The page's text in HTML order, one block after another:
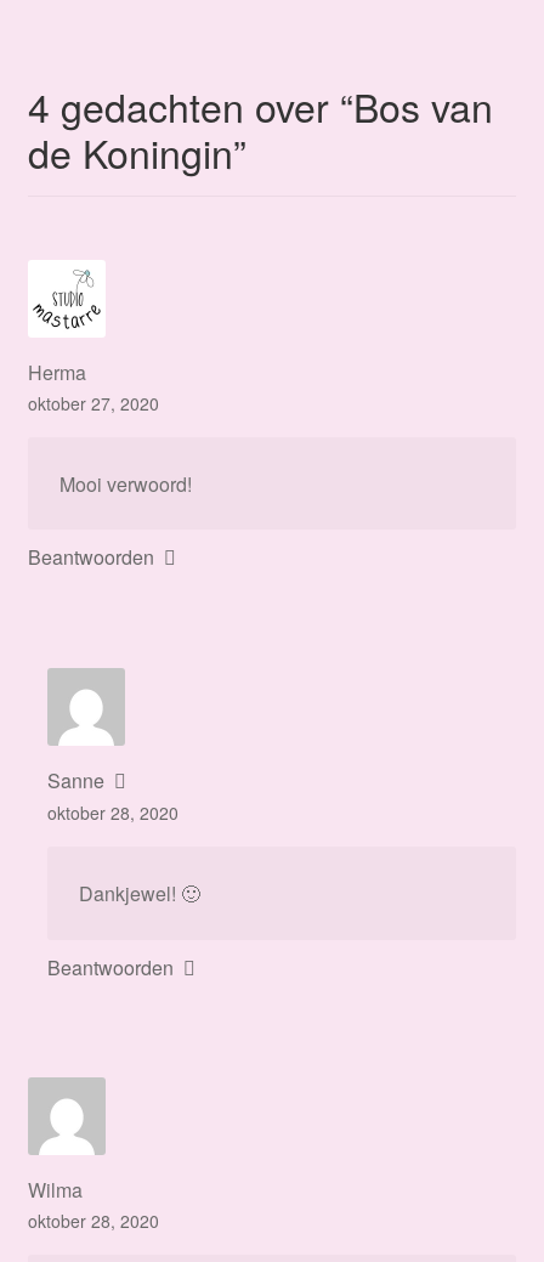
4 gedachten over “Bos van
de Koningin”
Herma
oktober 27, 2020
Mooi verwoord!
Beantwoorden
Sanne
oktober 28, 2020
Dankjewel! 🙂
Beantwoorden
Wilma
oktober 28, 2020